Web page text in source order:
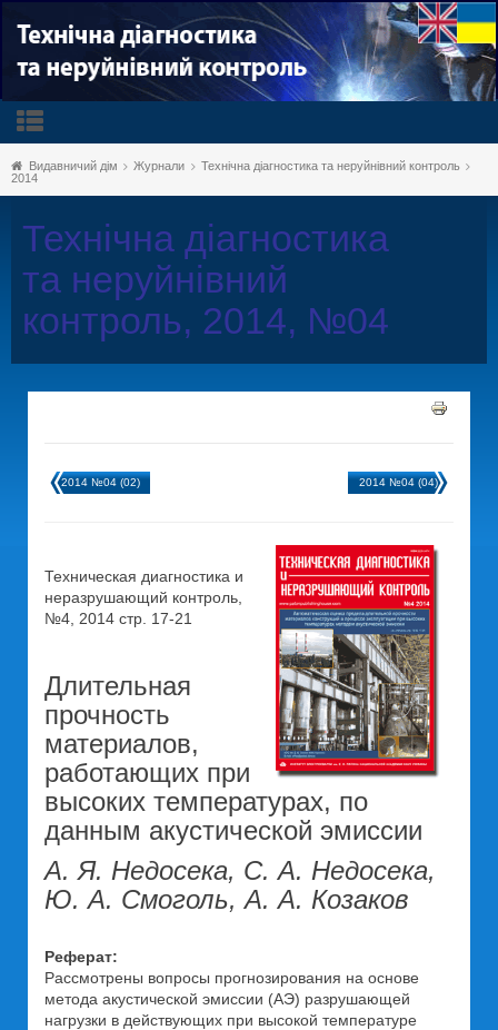
Видавничий дім Журнали
Технічна діагностика та неруйнівний контроль
2014
Технічна діагностика
та неруйнівний
контроль, 2014, №04
2014 №04 (02) 2014 №04 (04)
Техническая диагностика и
неразрушающий контроль,
№4, 2014 стр. 17-21
Длительная
прочность
материалов,
работающих при
высоких температурах, по
данным акустической эмиссии
А. Я. Недосека, С. А. Недосека,
Ю. А. Смоголь, А. А. Козаков
Реферат:
Рассмотрены вопросы прогнозирования на основе
метода акустической эмиссии (АЭ) разрушающей
нагрузки в действующих при высокой температуре